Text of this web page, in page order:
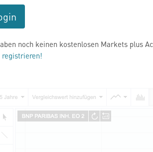
noch keinen kostenlosen Markets plus